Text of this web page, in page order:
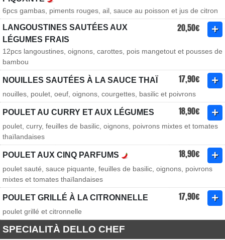
6pcs gambas, piments rouges, ail, sauce au poisson et jus de citron
LANGOUSTINES SAUTÉES AUX
LÉGUMES FRAIS
20,50€
12pcs langoustines, oignons, carottes, pois mangetout et pousses de
bambou
NOUILLES SAUTÉES À LA SAUCE THAÏ 17,90€
nouilles, poulet, oeuf, oignons, courgettes, basilic et poivrons
POULET AU CURRY ET AUX LÉGUMES 18,90€
poulet, curry, feuilles de basilic, oignons, poivrons mixtes et tomates
thaïlandaises
POULET AUX CINQ PARFUMS 18,90€
poulet sauté, sauce piquante, feuilles de basilic, oignons, poivrons
mixtes et tomates thaïlandaises
POULET GRILLÉ À LA CITRONNELLE 17,90€
poulet grillé et citronnelle
SPECIALITÀ DELLO CHEF